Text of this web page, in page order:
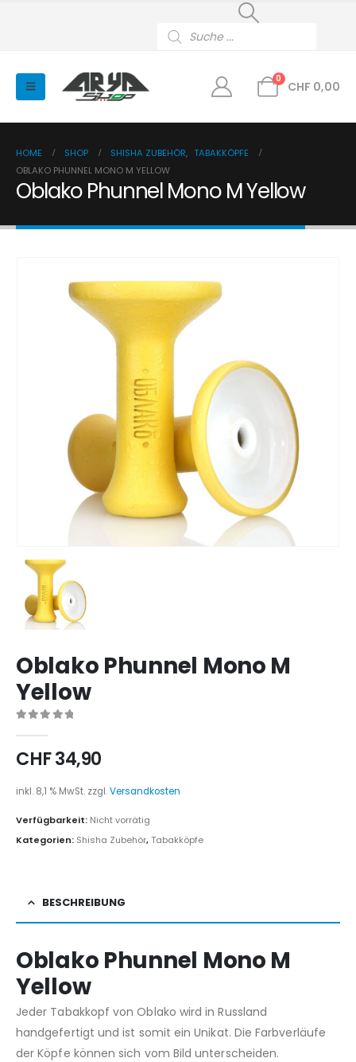
search
0
CHF 0,00
HOME SHOP SHISHA ZUBEHÖR, TABAKKÖPFE
OBLAKO PHUNNEL MONO M YELLOW
Oblako Phunnel Mono M Yellow
Oblako Phunnel Mono M
Yellow
CHF34,90
inkl. 8,1 % MwSt. zzgl.Versandkosten
Verfügbarkeit: Nicht vorrätig
Kategorien: Shisha Zubehör,Tabakköpfe
BESCHREIBUNG
Oblako Phunnel Mono M
Yellow
Jeder Tabakkopf von Oblako wird in Russland
handgefertigt und ist somit ein Unikat. Die Farbverläufe
der Köpfe können sich vom Bild unterscheiden.